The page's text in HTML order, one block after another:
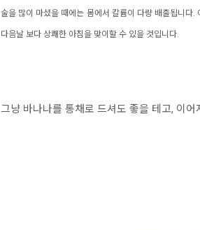
술을 많이 마셨을 때에는 몸에서 칼륨이 다량 배출됩니다.
다음날 보다 상쾌한 아침을 맞이할 수 있을 것입니다.
그냥 바나나를 통채로 드셔도 좋을 테고, 이